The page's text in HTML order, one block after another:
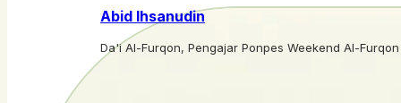
Abid Ihsanudin
Da'i Al-Furqon, Pengajar Ponpes Weekend Al-Furqon